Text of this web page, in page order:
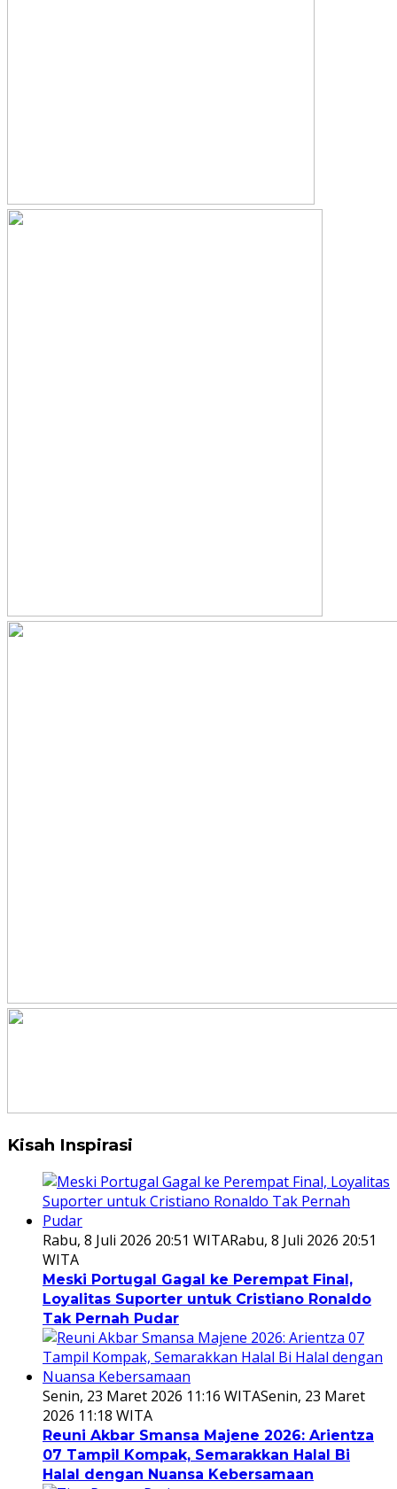
Kisah Inspirasi
Rabu, 8 Juli 2026 20:51 WITARabu, 8 Juli 2026 20:51
WITA
Meski Portugal Gagal ke Perempat Final,
Loyalitas Suporter untuk Cristiano Ronaldo
Tak Pernah Pudar
Senin, 23 Maret 2026 11:16 WITASenin, 23 Maret
2026 11:18 WITA
Reuni Akbar Smansa Majene 2026: Arientza
07 Tampil Kompak, Semarakkan Halal Bi
Halal dengan Nuansa Kebersamaan